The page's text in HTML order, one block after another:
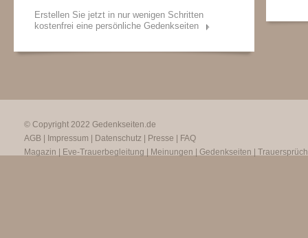
Erstellen Sie jetzt in nur wenigen Schritten
kostenfrei eine persönliche Gedenkseiten
© Copyright 2022 Gedenkseiten.de
AGB
Impressum Datenschutz Presse
FAQ
Magazin
Eve-Trauerbegleitung Meinungen Gedenkseiten